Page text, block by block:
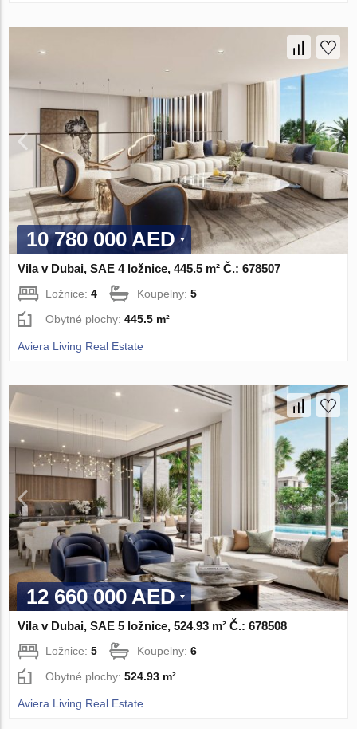
10 780 000 AED
Vila v Dubai, SAE 4 ložnice, 445.5 m² Č.: 678507
Ložnice:4 Koupelny:5
Obytné plochy:445.5 m²
Aviera Living Real Estate
12 660 000 AED
Vila v Dubai, SAE 5 ložnice, 524.93 m² Č.: 678508
Ložnice:5 Koupelny:6
Obytné plochy:524.93 m²
Aviera Living Real Estate